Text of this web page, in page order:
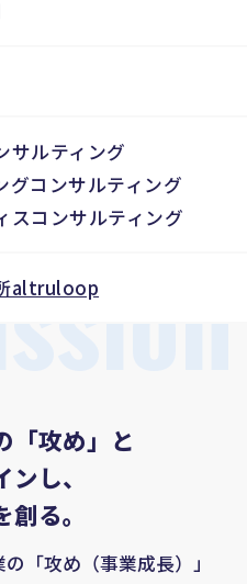
サルティング
グコンサルティング
スコンサルティング
altruloop
「攻め」と
し、
る。
「攻め（事業成長）」